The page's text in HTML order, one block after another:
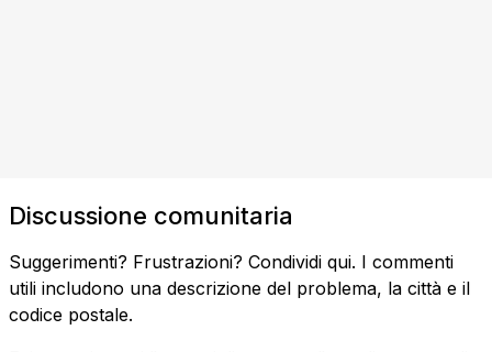
Discussione comunitaria
Suggerimenti? Frustrazioni? Condividi qui. I commenti
utili includono una descrizione del problema, la città e il
codice postale.